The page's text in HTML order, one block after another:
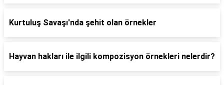
Kurtuluş Savaşı'nda şehit olan örnekler
Hayvan hakları ile ilgili kompozisyon örnekleri nelerdir?